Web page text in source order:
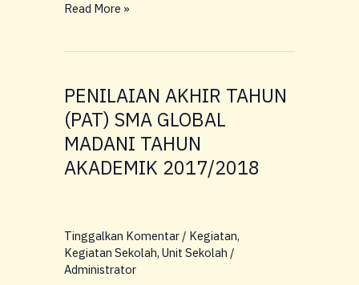
Read More »
PENILAIAN AKHIR TAHUN
(PAT) SMA GLOBAL
MADANI TAHUN
AKADEMIK 2017/2018
Tinggalkan Komentar / Kegiatan,
Kegiatan Sekolah, Unit Sekolah /
Administrator
PENILAIAN
AKHIR
TAHUN
(PAT)
SMA
AKADEMIK
2017/2018